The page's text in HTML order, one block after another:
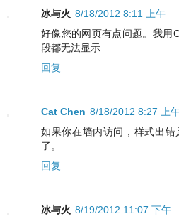
冰与火 8/18/2012 8:11 上午
好像您的网页有点问题。我用
段都无法显示
回复
Cat Chen 8/18/2012 8:27 上
如果你在墙内访问，样式出
了。
回复
冰与火 8/19/2012 11:07 下午